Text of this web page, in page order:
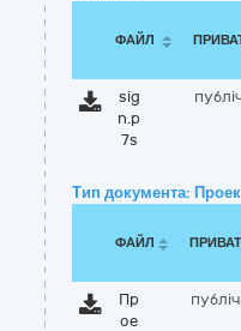
ФАЙЛ
sig
n.p
7s
Тип документа:
ФАЙЛ
Пр
ое